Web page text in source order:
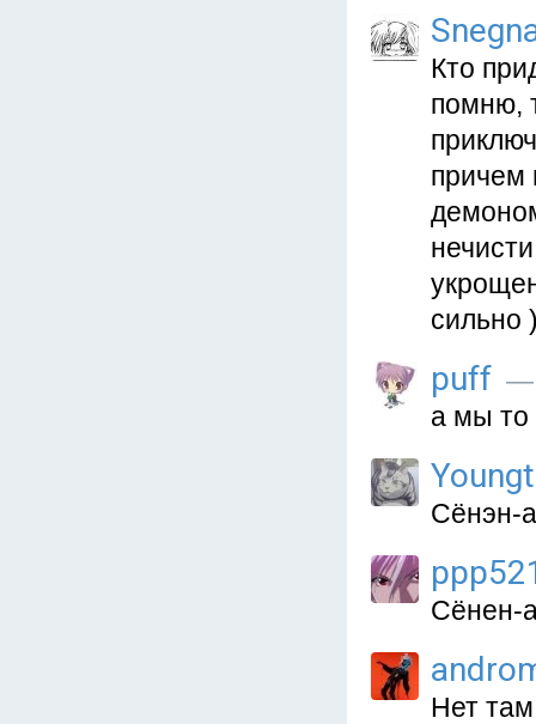
Кто
помню,
причем
сильно
puff —
а мы то
Сёнэн-
Сёнен-
Нет